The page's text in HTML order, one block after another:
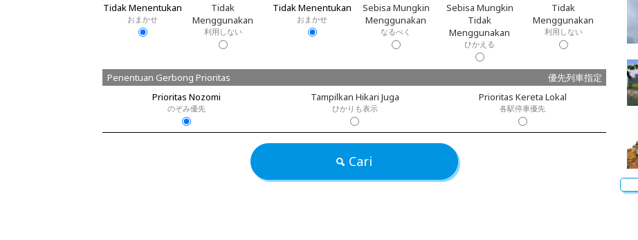
Tidak Menentukan
おまかせ
Tidak
Menggunakan
利用しない
Tidak Menentukan
おまかせ
Sebisa Mungkin
Menggunakan
なるべく
Sebisa Mungkin
Tidak
Menggunakan
ひかえる
Tidak
Menggunakan
利用しない
Penentuan Gerbong Prioritas
優先列車指定
Prioritas Nozomi
のぞみ優先
Tampilkan Hikari Juga
ひかりも表示
Prioritas Kereta Lokal
各駅停車優先
Cari